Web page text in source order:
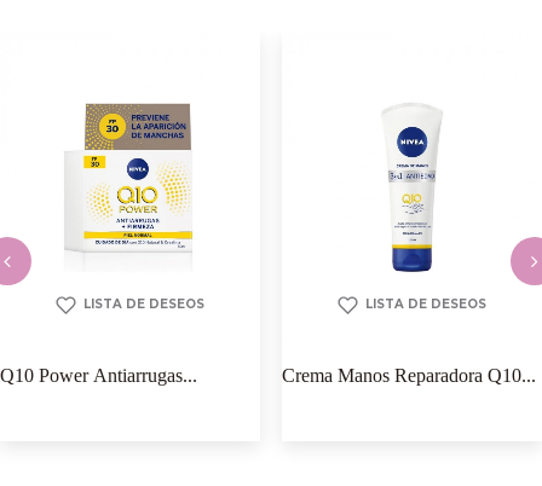
LISTA DE DESEOS
Q10 Power Antiarrugas...
LISTA DE DESEOS
Crema Manos Reparadora Q10...